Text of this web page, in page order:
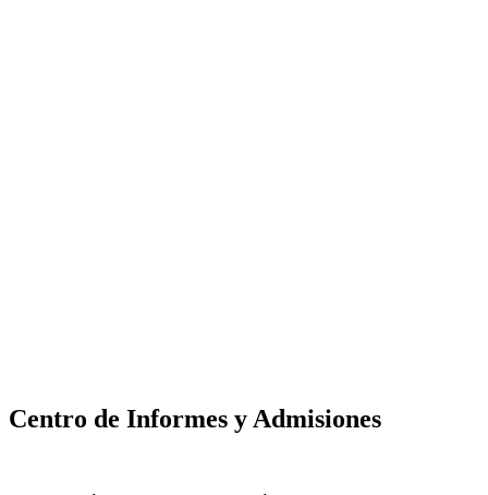
Centro de Informes y Admisiones